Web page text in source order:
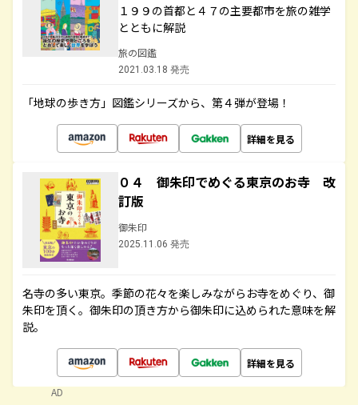
１９９の首都と４７の主要都市を旅の雑学
とともに解説
旅の図鑑
2021.03.18 発売
「地球の歩き方」図鑑シリーズから、第４弾が登場！
詳細を見る
０４ 御朱印でめぐる東京のお寺 改
訂版
御朱印
2025.11.06 発売
名寺の多い東京。季節の花々を楽しみながらお寺をめぐり、御
朱印を頂く。御朱印の頂き方から御朱印に込められた意味を解
説。
詳細を見る
AD